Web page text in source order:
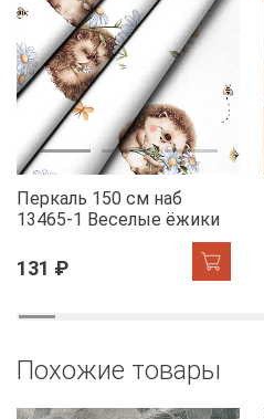
Перкаль 150 см наб
13465-1 Веселые ёжики
131 ₽
Похожие товары